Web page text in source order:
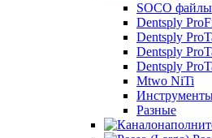
SOCO файлы
Dentsply
Dentsply
Dentsply
Dentsply
Mtwo NiTi
Разные